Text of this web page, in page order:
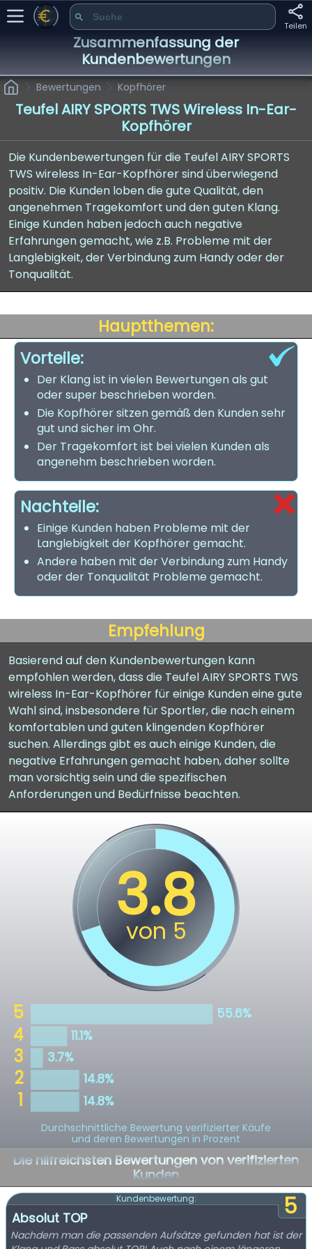
Teilen
Zusammenfassung der
Kundenbewertungen
Bewertungen Kopfhörer
Teufel AIRY SPORTS TWS Wireless In-Ear-
Kopfhörer
Die Kundenbewertungen für die Teufel AIRY SPORTS
TWS wireless In-Ear-Kopfhörer sind überwiegend
positiv. Die Kunden loben die gute Qualität, den
angenehmen Tragekomfort und den guten Klang.
Einige Kunden haben jedoch auch negative
Erfahrungen gemacht, wie z.B. Probleme mit der
Langlebigkeit, der Verbindung zum Handy oder der
Tonqualität.
Hauptthemen:
Vorteile:
Der Klang ist in vielen Bewertungen als gut
oder super beschrieben worden.
Die Kopfhörer sitzen gemäß den Kunden sehr
gut und sicher im Ohr.
Der Tragekomfort ist bei vielen Kunden als
angenehm beschrieben worden.
Nachteile:
Einige Kunden haben Probleme mit der
Langlebigkeit der Kopfhörer gemacht.
Andere haben mit der Verbindung zum Handy
oder der Tonqualität Probleme gemacht.
Empfehlung
Basierend auf den Kundenbewertungen kann
empfohlen werden, dass die Teufel AIRY SPORTS TWS
wireless In-Ear-Kopfhörer für einige Kunden eine gute
Wahl sind, insbesondere für Sportler, die nach einem
komfortablen und guten klingenden Kopfhörer
suchen. Allerdings gibt es auch einige Kunden, die
negative Erfahrungen gemacht haben, daher sollte
man vorsichtig sein und die spezifischen
Anforderungen und Bedürfnisse beachten.
Durchschnittliche Bewertung verifizierter Käufe
und deren Bewertungen in Prozent
Die hilfreichsten Bewertungen von verifizierten
Kunden
5
Kundenbewertung:
Absolut TOP
Nachdem man die passenden Aufsätze gefunden hat ist der